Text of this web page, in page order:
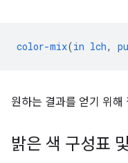
color-mix(in lch,
원하는 결과를 얻기 위
밝은 색 구성표